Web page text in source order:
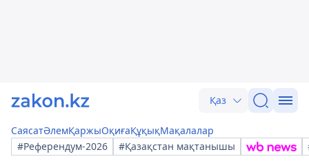
Қаз
СаясатӘлемҚаржыОқиғаҚұқықМақалалар
#Референдум-2026
#Қазақстан мақтанышы